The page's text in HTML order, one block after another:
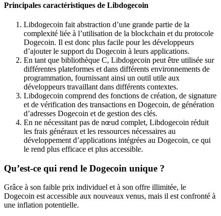
Principales caractéristiques de Libdogecoin
Libdogecoin fait abstraction d’une grande partie de la
complexité liée à l’utilisation de la blockchain et du protocole
Dogecoin. Il est donc plus facile pour les développeurs
d’ajouter le support du Dogecoin à leurs applications.
En tant que bibliothèque C, Libdogecoin peut être utilisée sur
différentes plateformes et dans différents environnements de
programmation, fournissant ainsi un outil utile aux
développeurs travaillant dans différents contextes.
Libdogecoin comprend des fonctions de création, de signature
et de vérification des transactions en Dogecoin, de génération
d’adresses Dogecoin et de gestion des clés.
En ne nécessitant pas de nœud complet, Libdogecoin réduit
les frais généraux et les ressources nécessaires au
développement d’applications intégrées au Dogecoin, ce qui
le rend plus efficace et plus accessible.
Qu’est-ce qui rend le Dogecoin unique ?
Grâce à son faible prix individuel et à son offre illimitée, le
Dogecoin est accessible aux nouveaux venus, mais il est confronté à
une inflation potentielle.